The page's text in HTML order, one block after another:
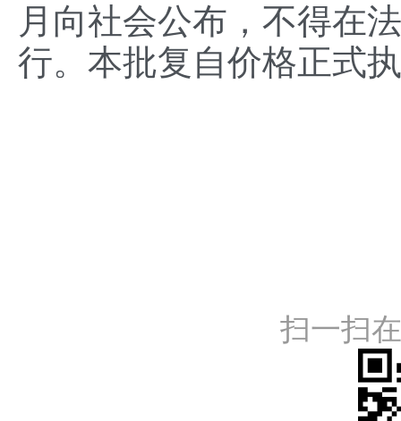
月向社会公布，不得在
行。本批复自价格正式
扫一扫